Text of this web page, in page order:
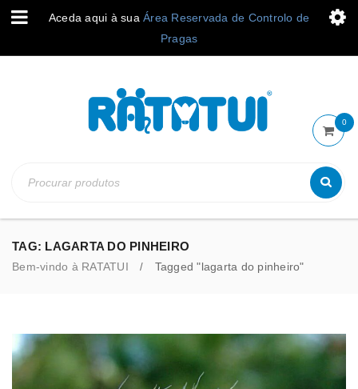
Aceda aqui à sua Área Reservada de Controlo de
Pragas
0
TAG: LAGARTA DO PINHEIRO
Bem-vindo à RATATUI / Tagged "lagarta do pinheiro"